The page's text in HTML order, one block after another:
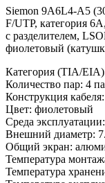
Siemon 9A6L4-A5
F/UTP, категория
с разделителем,
фиолетовый
Категория (TIA/
Количество пар: 4
Конструкция
Цвет: фиолетовый
Среда
Внешний диаметр:
Общий экран:
Температура
Температура